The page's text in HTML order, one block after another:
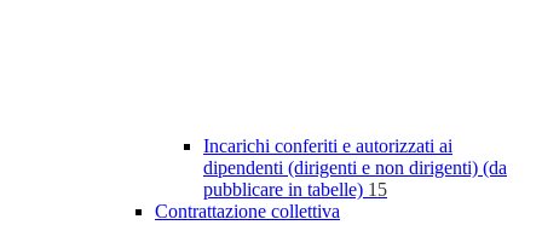
Incarichi conferiti e autorizzati ai
dipendenti (dirigenti e non dirigenti) (da
pubblicare in tabelle) 15
Contrattazione collettiva